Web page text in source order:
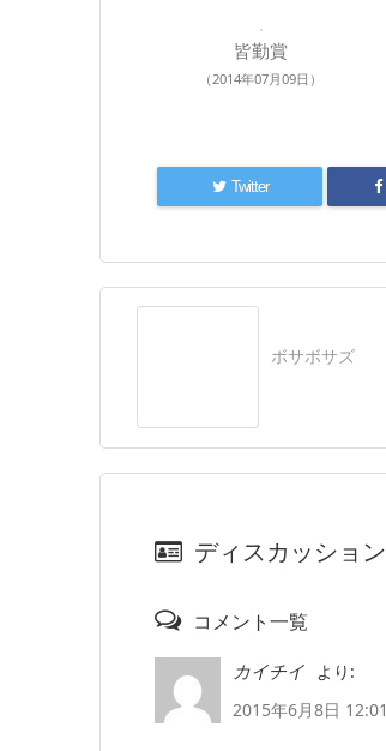
皆勤賞
（2014年07月09日）
Twitter
ボサボサズ
ディスカッション
コメント一覧
カイチイ
より:
2015年6月8日 12:01